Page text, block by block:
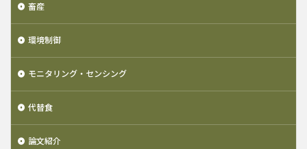
畜産
環境制御
モニタリング・センシング
代替食
論文紹介